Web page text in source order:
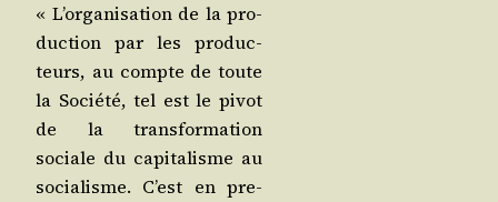
« L’or­ga­ni­sa­tion de la pro­
duc­tion par les pro­duc­
teurs, au compte de toute
la Socié­té, tel est le pivot
de la trans­for­ma­tion
sociale du capi­ta­lisme au
socia­lisme. C’est en pre­